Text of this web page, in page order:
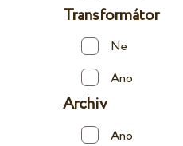
Transformátor
Ne
Ano
Archiv
Ano